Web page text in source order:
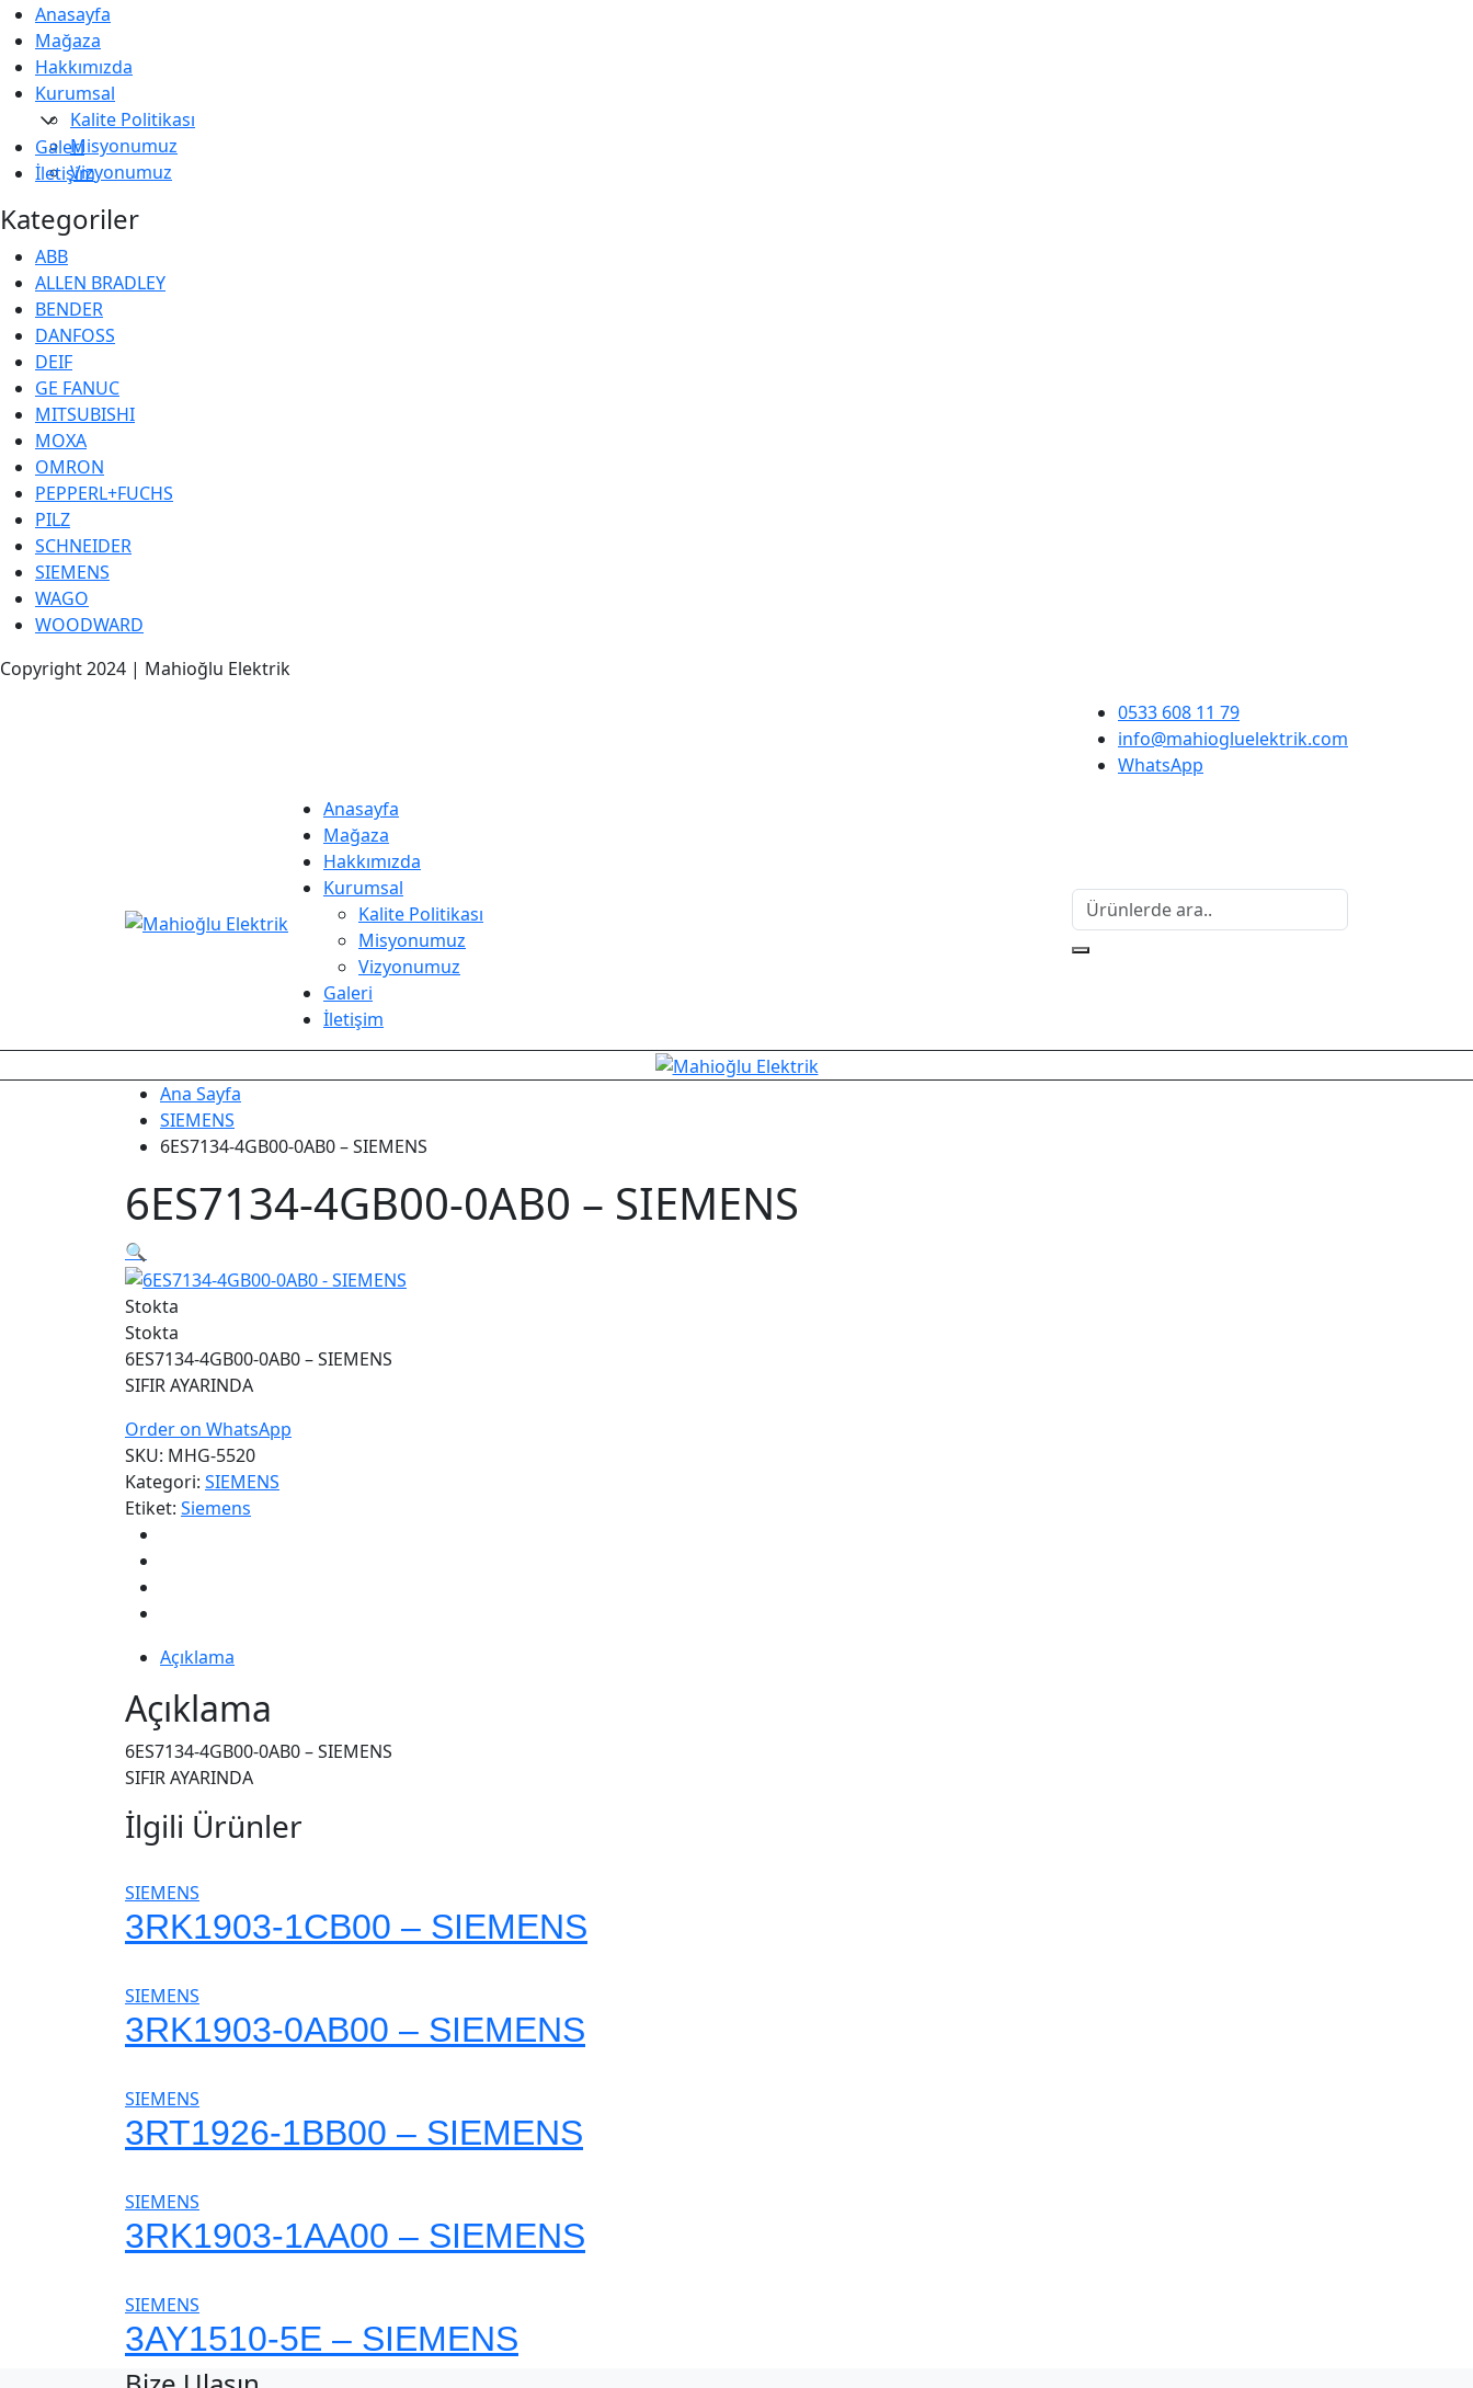
Anasayfa
Mağaza
Hakkımızda
Kurumsal
Kalite Politikası
Misyonumuz
Vizyonumuz
Galeri
İletişim
Kategoriler
ABB
ALLEN BRADLEY
BENDER
DANFOSS
DEIF
GE FANUC
MITSUBISHI
MOXA
OMRON
PEPPERL+FUCHS
PILZ
SCHNEIDER
SIEMENS
WAGO
WOODWARD
Copyright 2024 | Mahioğlu Elektrik
0533 608 11 79
info@mahiogluelektrik.com
WhatsApp
Anasayfa
Mağaza
Hakkımızda
Kurumsal
Kalite Politikası
Misyonumuz
Vizyonumuz
Galeri
İletişim
Ana Sayfa
SIEMENS
6ES7134-4GB00-0AB0 – SIEMENS
6ES7134-4GB00-0AB0 – SIEMENS
🔍
Stokta
Stokta
6ES7134-4GB00-0AB0 – SIEMENS
SIFIR AYARINDA
Order on WhatsApp
SKU: MHG-5520
Kategori: SIEMENS
Etiket: Siemens
Açıklama
Açıklama
6ES7134-4GB00-0AB0 – SIEMENS
SIFIR AYARINDA
İlgili Ürünler
SIEMENS
3RK1903-1CB00 – SIEMENS
SIEMENS
3RK1903-0AB00 – SIEMENS
SIEMENS
3RT1926-1BB00 – SIEMENS
SIEMENS
3RK1903-1AA00 – SIEMENS
SIEMENS
3AY1510-5E – SIEMENS